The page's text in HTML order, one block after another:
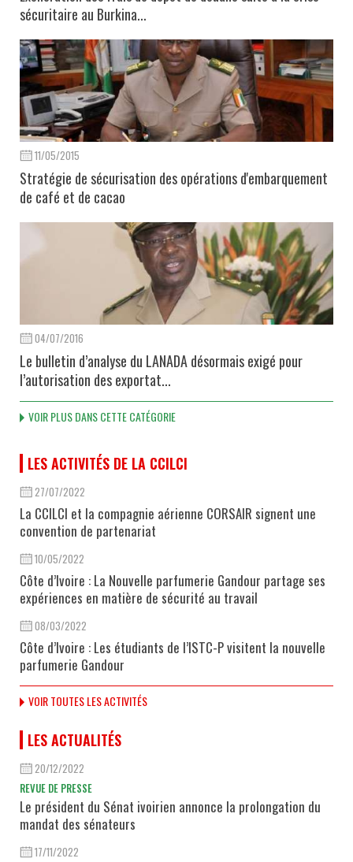
sécuritaire au Burkina...
11/05/2015
Stratégie de sécurisation des opérations d'embarquement
de café et de cacao
04/07/2016
Le bulletin d’analyse du LANADA désormais exigé pour
l’autorisation des exportat...
VOIR PLUS DANS CETTE CATÉGORIE
LES ACTIVITÉS DE LA CCILCI
27/07/2022
La CCILCI et la compagnie aérienne CORSAIR signent une
convention de partenariat
10/05/2022
Côte d’Ivoire : La Nouvelle parfumerie Gandour partage ses
expériences en matière de sécurité au travail
08/03/2022
Côte d’Ivoire : Les étudiants de l’ISTC-P visitent la nouvelle
parfumerie Gandour
VOIR TOUTES LES ACTIVITÉS
LES ACTUALITÉS
20/12/2022
REVUE DE PRESSE
Le président du Sénat ivoirien annonce la prolongation du
mandat des sénateurs
17/11/2022